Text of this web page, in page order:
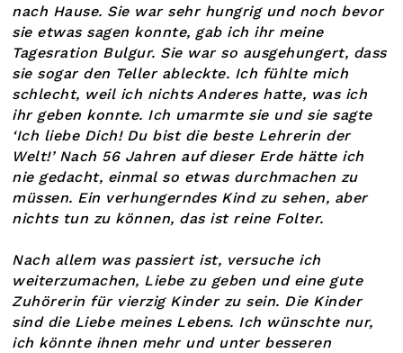
nach Hause. Sie war sehr hungrig und noch bevor
sie etwas sagen konnte, gab ich ihr meine
Tagesration Bulgur. Sie war so ausgehungert, dass
sie sogar den Teller ableckte. Ich fühlte mich
schlecht, weil ich nichts Anderes hatte, was ich
ihr geben konnte. Ich umarmte sie und sie sagte
‘Ich liebe Dich! Du bist die beste Lehrerin der
Welt!’ Nach 56 Jahren auf dieser Erde hätte ich
nie gedacht, einmal so etwas durchmachen zu
müssen. Ein verhungerndes Kind zu sehen, aber
nichts tun zu können, das ist reine Folter.
Nach allem was passiert ist, versuche ich
weiterzumachen, Liebe zu geben und eine gute
Zuhörerin für vierzig Kinder zu sein. Die Kinder
sind die Liebe meines Lebens. Ich wünschte nur,
ich könnte ihnen mehr und unter besseren